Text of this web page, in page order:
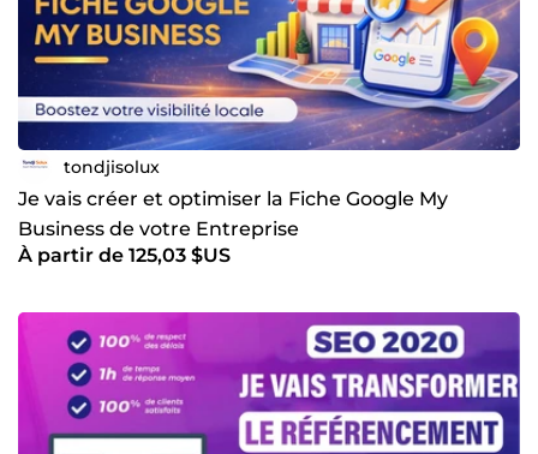
tondjisolux
Je vais créer et optimiser la Fiche Google My
Business de votre Entreprise
À partir de 125,03 $US